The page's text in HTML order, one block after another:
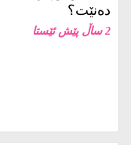
2 ساڵ پێش ئێستا